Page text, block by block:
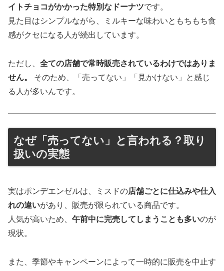
イトチョコがかかった特別なドーナツです。
見た目はシンプルながら、ミルキーな味わいともちもち食
感がクセになる人が続出しています。
ただし、 全ての店舗で常時販売されているわけではありま
せん。
そのため、「売ってない」「見かけない」と感じ
る人が多いんです。
なぜ「売ってない」と言われる？取り
扱いの実態
実はポンデエンゼルは、ミスドの店舗ごとに仕込みや仕入
れの違いがあり、販売が限られている商品です。
人気が高いため、 午前中に完売してしまうことも多いのが
現状。
また、季節やキャンペーンによって一時的に販売を中止す